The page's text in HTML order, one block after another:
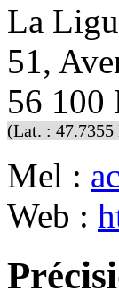
La
51,
56 100
(Lat. :
Mel :
Web :